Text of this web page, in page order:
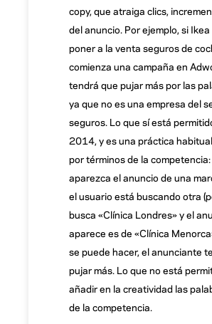
copy, que atraiga clics,
del anuncio. Por ejemplo, si
poner a la venta seguros de
comienza una campaña en
tendrá que pujar más por las
ya que no es una empresa del
seguros. Lo que sí está
2014, y es una práctica
por términos de la
aparezca el anuncio de una
el usuario está buscando otra
busca «Clínica Londres» y el
aparece es de «Clínica
se puede hacer, el anunciante
pujar más. Lo que no está
añadir en la creatividad las
de la competencia.